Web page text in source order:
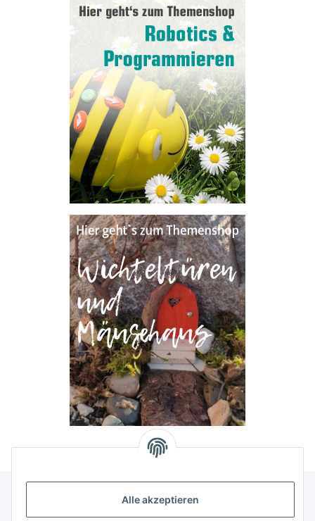
Alle akzeptieren